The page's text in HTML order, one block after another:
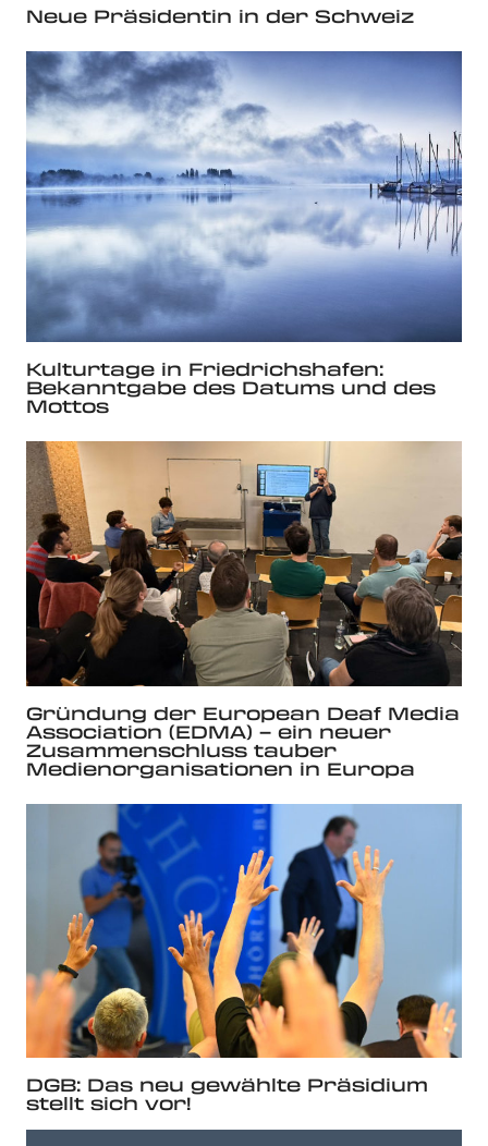
Neue Präsidentin in der Schweiz
Kulturtage in Friedrichshafen:
Bekanntgabe des Datums und des
Mottos
Gründung der European Deaf Media
Association (EDMA) – ein neuer
Zusammenschluss tauber
Medienorganisationen in Europa
DGB: Das neu gewählte Präsidium
stellt sich vor!